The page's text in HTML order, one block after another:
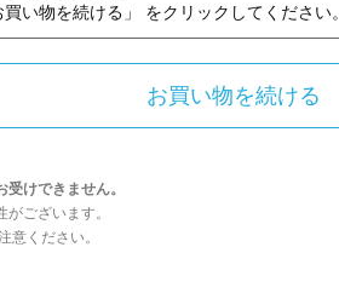
い物を続ける」 をクリックしてください。
けできません。
ございます。
意ください。